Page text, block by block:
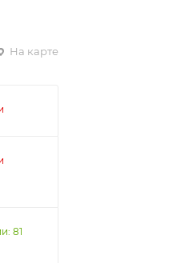
На карте
81